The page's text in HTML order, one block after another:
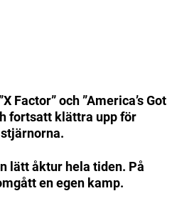
Factor” och ”America’s Got
fortsatt klättra upp för
lätt åktur hela tiden. På
en egen kamp.